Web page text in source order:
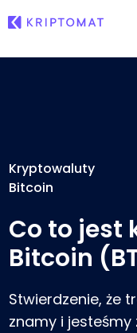
Ostatnio dodane
Co jeśli za
...dziś byłoby to
Kupuj i
Kupuj ponad 300
Ponad 1,000 opcji
Inteligentne
Mądry sposób na
Portfel Kriptomat
Bezpieczny i
Kryptowaluty
Bitcoin
Co to jest
Bitcoin
Stwierdzenie, że
znamy i jesteśmy